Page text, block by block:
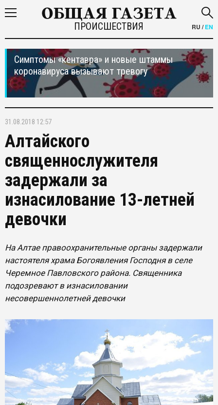
ПРОИСШЕСТВИЯ RU /EN
Симптомы «кентавра» и новые штаммы
коронавируса вызывают тревогу
31.08.2018 12:57
Алтайского
священнослужителя
задержали за
изнасилование 13-летней
девочки
На Алтае правоохранительные органы задержали
настоятеля храма Богоявления Господня в селе
Черемное Павловского района. Священника
подозревают в изнасиловании
несовершеннолетней девочки